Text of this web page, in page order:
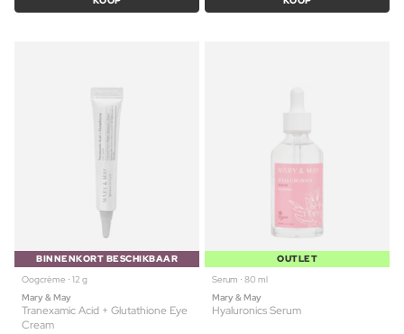
BINNENKORT BESCHIKBAAR
Oogcrème ⋅ 12 g
Mary & May
Tranexamic Acid + Glutathione Eye
Cream
OUTLET
Serum ⋅ 80 ml
Mary & May
Hyaluronics Serum